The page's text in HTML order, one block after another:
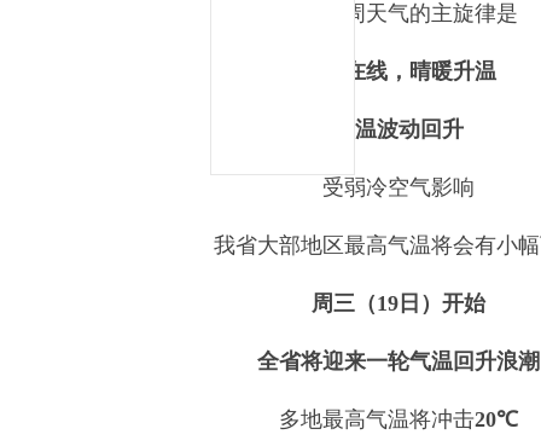
河南本周天气的主旋律是
阳光在线，晴暖升温
气温波动回升
受弱冷空气影响
我省大部地区最高气温将会有小
周三（19日）开始
全省将迎来一轮气温回升浪潮
多地最高气温将冲击20℃